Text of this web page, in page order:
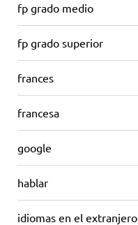
fp grado medio
fp grado superior
frances
francesa
google
hablar
idiomas en el extranjero